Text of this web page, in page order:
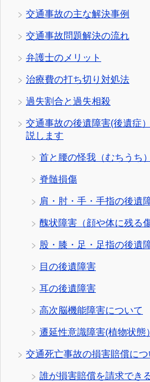
交通事故の主な解決事例
交通事故問題解決の流れ
弁護士のメリット
治療費の打ち切り対処法
過失割合と過失相殺
交通事故の後遺障害(後遺症
説します
首と腰の怪我（むちうち）
脊髄損傷
肩・肘・手・手指の後遺
醜状障害（顔や体に残る
股・膝・足・足指の後遺
目の後遺障害
耳の後遺障害
高次脳機能障害について
遷延性意識障害(植物状態）
交通死亡事故の損害賠償に
誰が損害賠償を請求でき